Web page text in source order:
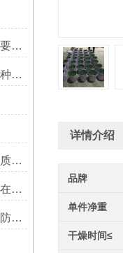
环氧沥青漆的使用要素，必须要知道！
双组份防腐沥青漆可适用于各种材质的表面处理
环氧沥青漆能抵抗多种化学物质的侵蚀
双组份防腐沥青漆应密封存放在阴凉、通风的地方
双组份防腐沥青漆是种常见的防腐涂料
详情介绍
品牌
单件净重
干燥时间≤